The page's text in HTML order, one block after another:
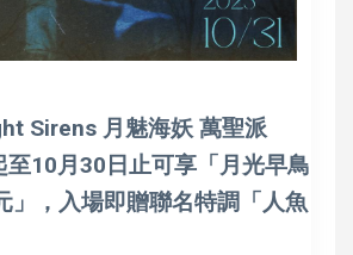
Sirens 月魅海妖 萬聖派
至10月30日止可享「月光早鳥
」，入場即贈聯名特調「人魚